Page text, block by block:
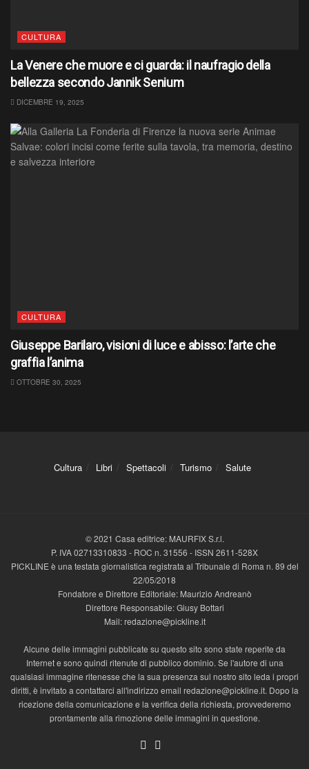
CULTURA
La Venere che muore e ci guarda: il naufragio della
bellezza secondo Jannik Senium
DICEMBRE 19, 2025
CULTURA
Giuseppe Barilaro, visioni di luce e abisso: l’arte che
graffia l’anima
OTTOBRE 30, 2025
Cultura Libri Spettacoli Turismo Salute
© 2021 Casa editrice: MAURFIX S.r.l.
P. IVA 02713310833 - ROC n. 31556 - ISSN 2611-528X
PICKLINE è una testata giornalistica registrata al Tribunale di Roma n. 89 del
22/05/2018
Fondatore e Direttore Editoriale: Maurizio Andreanò
Direttore Responsabile: Giusy Bottari
Mail: redazione@pickline.it
Alcune delle immagini pubblicate su questo sito sono state reperite da
Internet e sono quindi ritenute di pubblico dominio. Se l'autore di una
qualsiasi immagine ritenesse che la sua presenza sul nostro sito leda i propri
diritti, è invitato a contattarci all'indirizzo email redazione@pickline.it. Dopo la
ricezione della comunicazione e la verifica della richiesta, provvederemo
prontamente alla rimozione delle immagini in questione.